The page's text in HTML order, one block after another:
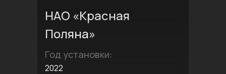
НАО «Красная
Поляна»
Год установки:
2022